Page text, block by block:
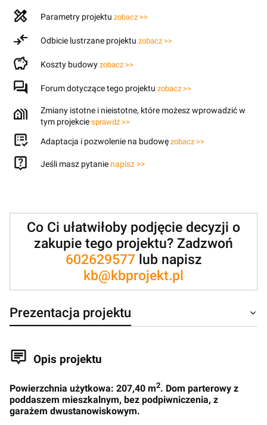
Parametry projektu zobacz >>
Odbicie lustrzane projektu zobacz >>
Koszty budowy zobacz >>
Forum dotyczące tego projektu zobacz >>
Zmiany istotne i nieistotne, które możesz wprowadzić w
tym projekcie sprawdź >>
Adaptacja i pozwolenie na budowę zobacz >>
Jeśli masz pytanie napisz >>
Co Ci ułatwiłoby podjęcie decyzji o
zakupie tego projektu? Zadzwoń
602629577lub napisz
kb@kbprojekt.pl
Prezentacja projektu
Opis projektu
Powierzchnia użytkowa: 207,40 m2. Dom parterowy z
poddaszem mieszkalnym, bez podpiwniczenia, z
garażem dwustanowiskowym.